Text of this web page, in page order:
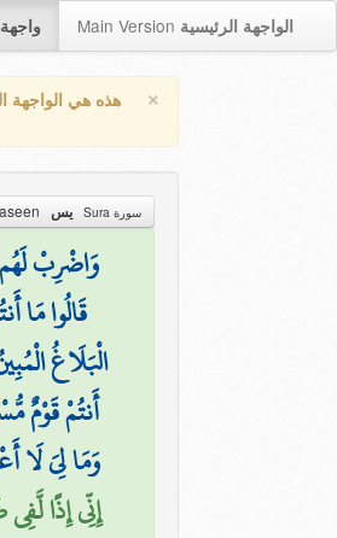
Main Version الواجهة الرئيسية
× هذه هي الواجهة
سورة Sura يس
وَاضْرِبْ
قَالُوا
الْبَلَاغُ
أَنتُمْ قَوْمٌ
وَمَا لِيَ لَا
إِنِّي إِذًا